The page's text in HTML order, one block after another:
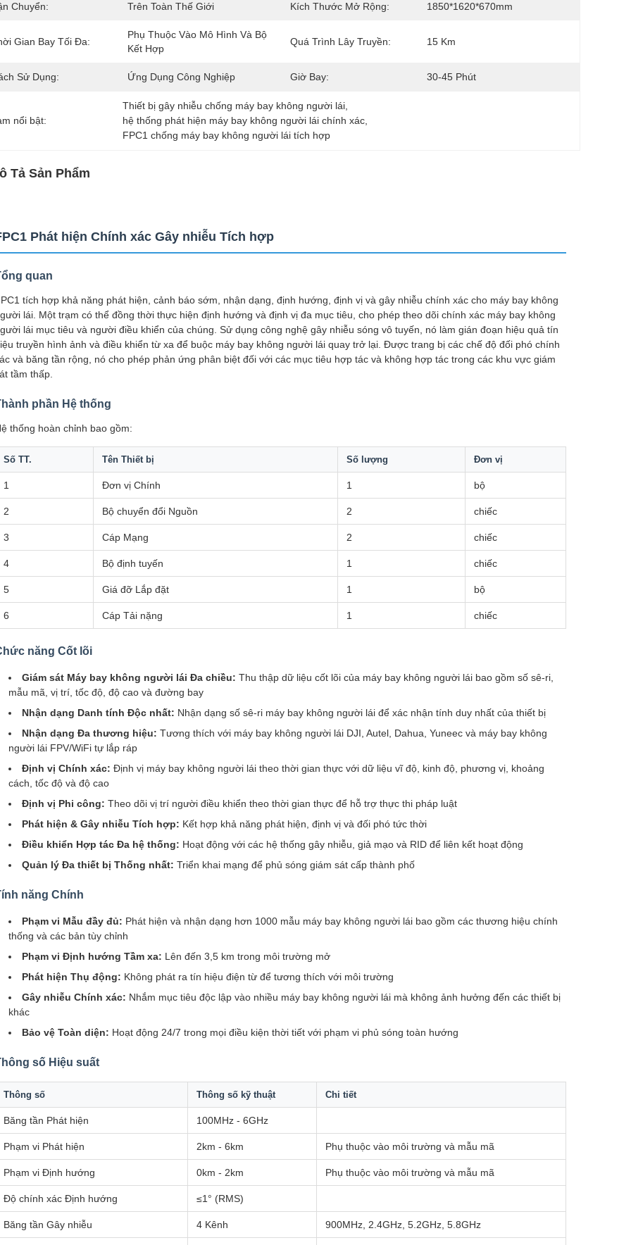
Chuyển: Trên Toàn Thế Giới Kích Thước Mở Rộng: 1850*1620*670mm
Gian Bay Tối Đa:
Phụ Thuộc Vào Mô Hình Và Bộ
Kết Hợp
Quá Trình Lây Truyền: 15 Km
Sử Dụng: Ứng Dụng Công Nghiệp Giờ Bay: 30-45 Phút
nổi bật:
Thiết bị gây nhiễu chống máy bay không người lái
hệ thống phát hiện máy bay không người lái chính xác
FPC1 chống máy bay không người lái tích hợp
Tả Sản Phẩm
Phát hiện Chính xác Gây nhiễu Tích hợp
quan
tích hợp khả năng phát hiện, cảnh báo sớm, nhận dạng, định hướng, định vị và gây nhiễu chính xác cho máy bay không
lái. Một trạm có thể đồng thời thực hiện định hướng và định vị đa mục tiêu, cho phép theo dõi chính xác máy bay không
lái mục tiêu và người điều khiển của chúng. Sử dụng công nghệ gây nhiễu sóng vô tuyến, nó làm gián đoạn hiệu quả tín
truyền hình ảnh và điều khiển từ xa để buộc máy bay không người lái quay trở lại. Được trang bị các chế độ đối phó chính
và băng tần rộng, nó cho phép phản ứng phân biệt đối với các mục tiêu hợp tác và không hợp tác trong các khu vực giám
tầm thấp.
phần Hệ thống
thống hoàn chỉnh bao gồm:
Số TT. Tên Thiết bị Số lượng Đơn vị
1 Đơn vị Chính 1 bộ
2 Bộ chuyển đổi Nguồn 2 chiếc
3 Cáp Mạng 2 chiếc
4 Bộ định tuyến 1 chiếc
5 Giá đỡ Lắp đặt 1 bộ
6 Cáp Tải nặng 1 chiếc
năng Cốt lõi
Giám sát Máy bay không người lái Đa chiều: Thu thập dữ liệu cốt lõi của máy bay không người lái bao gồm số sê-ri,
mẫu mã, vị trí, tốc độ, độ cao và đường bay
Nhận dạng Danh tính Độc nhất: Nhận dạng số sê-ri máy bay không người lái để xác nhận tính duy nhất của thiết bị
Nhận dạng Đa thương hiệu: Tương thích với máy bay không người lái DJI, Autel, Dahua, Yuneec và máy bay không
người lái FPV/WiFi tự lắp ráp
Định vị Chính xác: Định vị máy bay không người lái theo thời gian thực với dữ liệu vĩ độ, kinh độ, phương vị, khoảng
cách, tốc độ và độ cao
Định vị Phi công: Theo dõi vị trí người điều khiển theo thời gian thực để hỗ trợ thực thi pháp luật
Phát hiện & Gây nhiễu Tích hợp: Kết hợp khả năng phát hiện, định vị và đối phó tức thời
Điều khiển Hợp tác Đa hệ thống: Hoạt động với các hệ thống gây nhiễu, giả mạo và RID để liên kết hoạt động
Quản lý Đa thiết bị Thống nhất: Triển khai mạng để phủ sóng giám sát cấp thành phố
năng Chính
Phạm vi Mẫu đầy đủ: Phát hiện và nhận dạng hơn 1000 mẫu máy bay không người lái bao gồm các thương hiệu chính
thống và các bản tùy chỉnh
Phạm vi Định hướng Tầm xa: Lên đến 3,5 km trong môi trường mở
Phát hiện Thụ động: Không phát ra tín hiệu điện từ để tương thích với môi trường
Gây nhiễu Chính xác: Nhắm mục tiêu độc lập vào nhiều máy bay không người lái mà không ảnh hưởng đến các thiết bị
khác
Bảo vệ Toàn diện: Hoạt động 24/7 trong mọi điều kiện thời tiết với phạm vi phủ sóng toàn hướng
số Hiệu suất
Thông số Thông số kỹ thuật Chi tiết
Băng tần Phát hiện 100MHz - 6GHz
Phạm vi Phát hiện 2km - 6km Phụ thuộc vào môi trường và mẫu mã
Phạm vi Định hướng 0km - 2km Phụ thuộc vào môi trường và mẫu mã
Độ chính xác Định hướng ≤1° (RMS)
Băng tần Gây nhiễu 4 Kênh 900MHz, 2.4GHz, 5.2GHz, 5.8GHz